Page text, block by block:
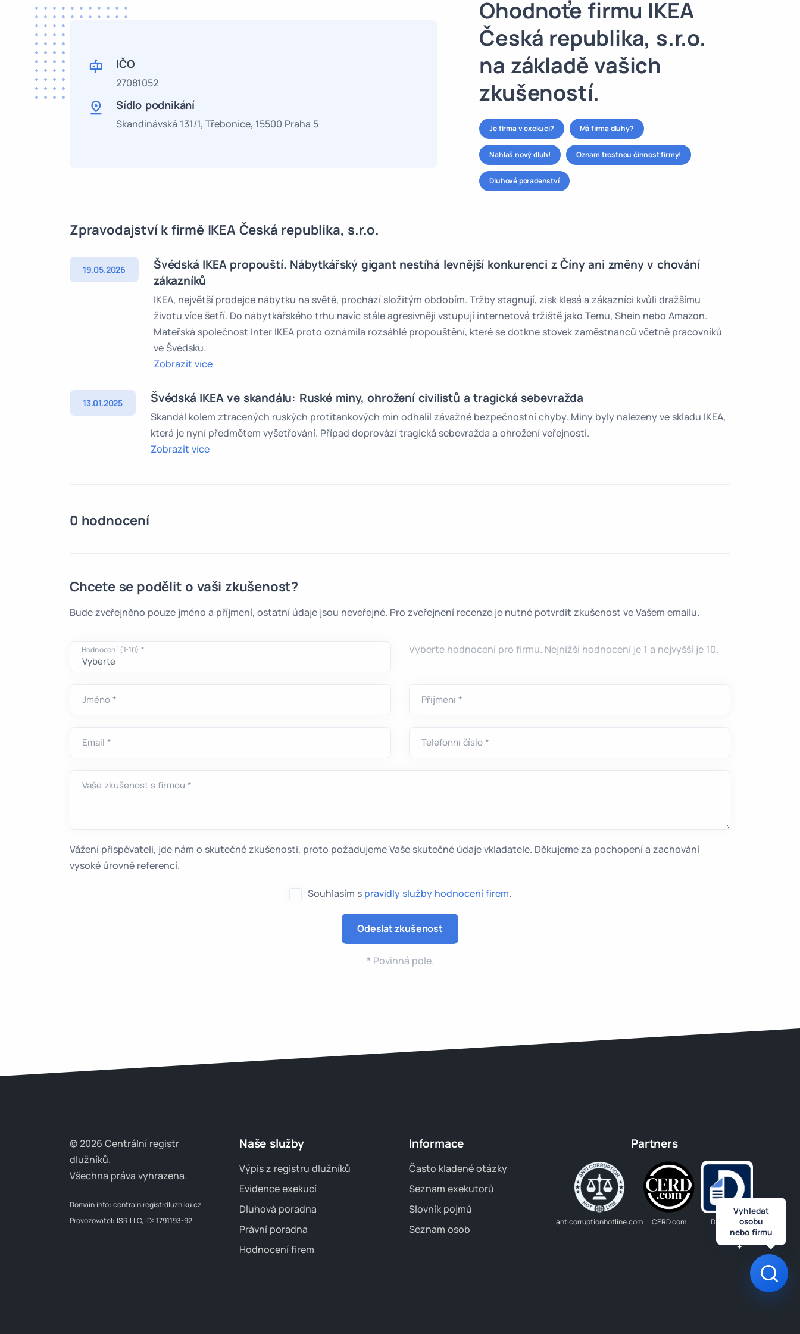
IČO
27081052
Sídlo podnikání
Skandinávská 131/1, Třebonice, 15500 Praha 5
Ohodnoťe firmu IKEA
Česká republika, s.r.o.
na základě vašich
zkušeností.
Je firma v exekuci? Má firma dluhy?
Nahlaš nový dluh! Oznam trestnou činnost firmy!
Dluhové poradenství
Zpravodajství k firmě IKEA Česká republika, s.r.o.
19.05.2026
Švédská IKEA propouští. Nábytkářský gigant nestíhá levnější konkurenci z Číny ani změny v chování
zákazníků
IKEA, největší prodejce nábytku na světě, prochází složitým obdobím. Tržby stagnují, zisk klesá a zákazníci kvůli dražšímu
životu více šetří. Do nábytkářského trhu navíc stále agresivněji vstupují internetová tržiště jako Temu, Shein nebo Amazon.
Mateřská společnost Inter IKEA proto oznámila rozsáhlé propouštění, které se dotkne stovek zaměstnanců včetně pracovníků
ve Švédsku.
Zobrazit více
13.01.2025 Švédská IKEA ve skandálu: Ruské miny, ohrožení civilistů a tragická sebevražda
Skandál kolem ztracených ruských protitankových min odhalil závažné bezpečnostní chyby. Miny byly nalezeny ve skladu IKEA,
která je nyní předmětem vyšetřování. Případ doprovází tragická sebevražda a ohrožení veřejnosti.
Zobrazit více
0 hodnocení
Chcete se podělit o vaši zkušenost?
Bude zveřejněno pouze jméno a příjmení, ostatní údaje jsou neveřejné. Pro zveřejnení recenze je nutné potvrdit zkušenost ve Vašem emailu.
Hodnocení (1-10) * Vyberte hodnocení pro firmu. Nejnižší hodnocení je 1 a nejvyšší je 10.
Jméno * Příjmení *
Email * Telefonní číslo *
Vaše zkušenost s firmou *
Vážení přispěvateli, jde nám o skutečné zkušenosti, proto požadujeme Vaše skutečné údaje vkladatele. Děkujeme za pochopení a zachování
vysoké úrovně referencí.
Souhlasím s pravidly služby hodnocení firem.
* Povinná pole.
© 2026 Centrální registr
dlužníků.
Všechna práva vyhrazena.
Domain info: centralniregistrdluzniku.cz
Provozovatel: ISR LLC, ID: 1791193-92
Naše služby
Výpis z registru dlužníků
Evidence exekucí
Dluhová poradna
Právní poradna
Hodnocení firem
Informace
Často kladené otázky
Seznam exekutorů
Slovník pojmů
Seznam osob
Partners
anticorruptionhotline.com CERD.com Dlužník.cz
Vyhledat
osobu
nebo firmu